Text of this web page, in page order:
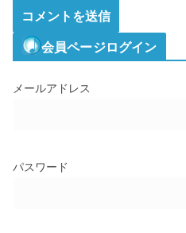
会員ページログイン
メールアドレス
パスワード